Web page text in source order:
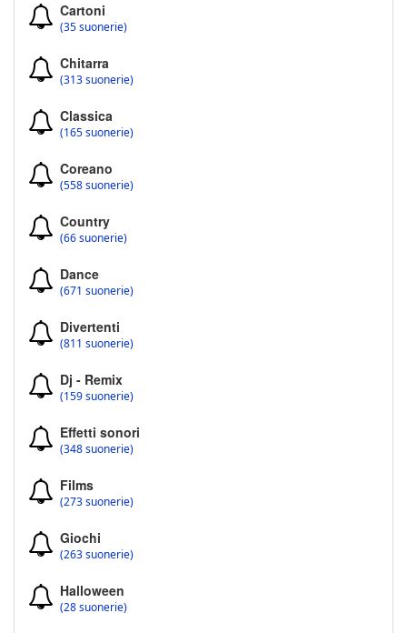
Cartoni
(35 suonerie)
Chitarra
(313 suonerie)
Classica
(165 suonerie)
Coreano
(558 suonerie)
Country
(66 suonerie)
Dance
(671 suonerie)
Divertenti
(811 suonerie)
Dj - Remix
(159 suonerie)
Effetti sonori
(348 suonerie)
Films
(273 suonerie)
Giochi
(263 suonerie)
Halloween
(28 suonerie)